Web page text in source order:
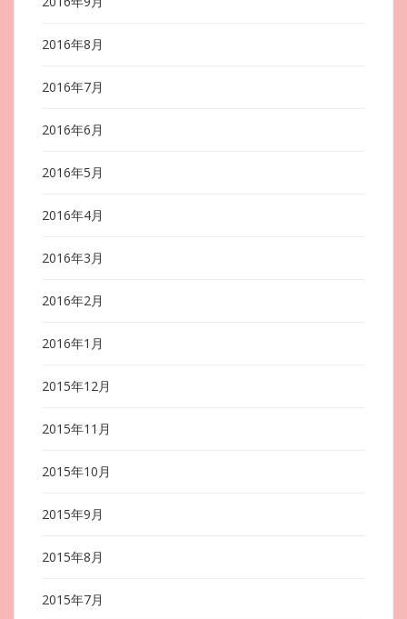
2016年8月
2016年7月
2016年6月
2016年5月
2016年4月
2016年3月
2016年2月
2016年1月
2015年12月
2015年11月
2015年10月
2015年9月
2015年8月
2015年7月